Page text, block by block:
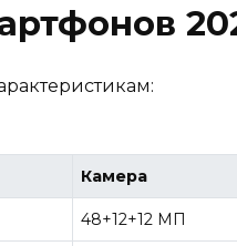
Камера
48+12+12 МП